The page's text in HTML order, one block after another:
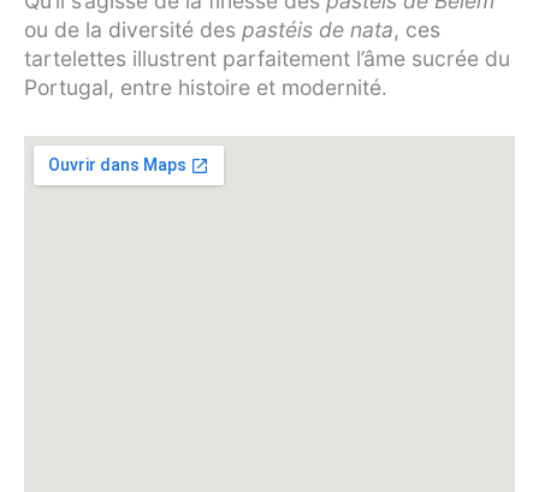
ou de la diversité des pastéis de nata, ces
tartelettes illustrent parfaitement l’âme sucrée du
Portugal, entre histoire et modernité.